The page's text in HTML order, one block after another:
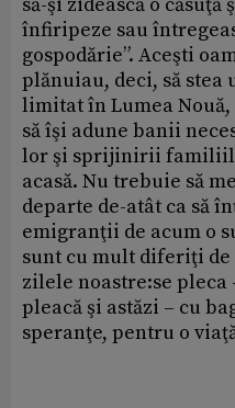
înfiripeze sau
gospodărie”. Aceşti
plănuiau, deci, să stea
limitat în Lumea
să îşi adune banii
lor şi sprijinirii
acasă. Nu trebuie să
departe de-atât ca să
emigranţii de acum o
sunt cu mult diferiţi de
zilele noastre:se pleca
pleacă şi astăzi – cu
speranţe, pentru o